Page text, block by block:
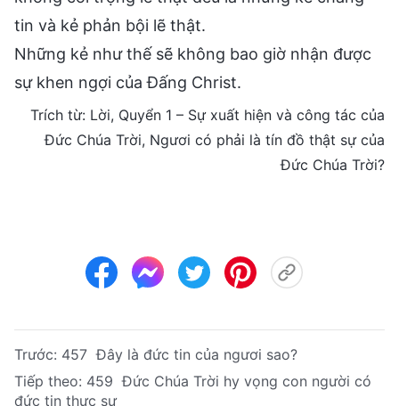
tin và kẻ phản bội lẽ thật.
Những kẻ như thế sẽ không bao giờ nhận được
sự khen ngợi của Đấng Christ.
Trích từ: Lời, Quyển 1 – Sự xuất hiện và công tác của
Đức Chúa Trời, Ngươi có phải là tín đồ thật sự của
Đức Chúa Trời?
Trước: 457 Đây là đức tin của ngươi sao?
Tiếp theo: 459 Đức Chúa Trời hy vọng con người có
đức tin thực sự